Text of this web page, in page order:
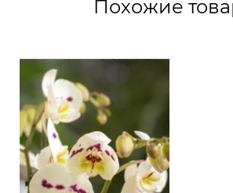
Похожие